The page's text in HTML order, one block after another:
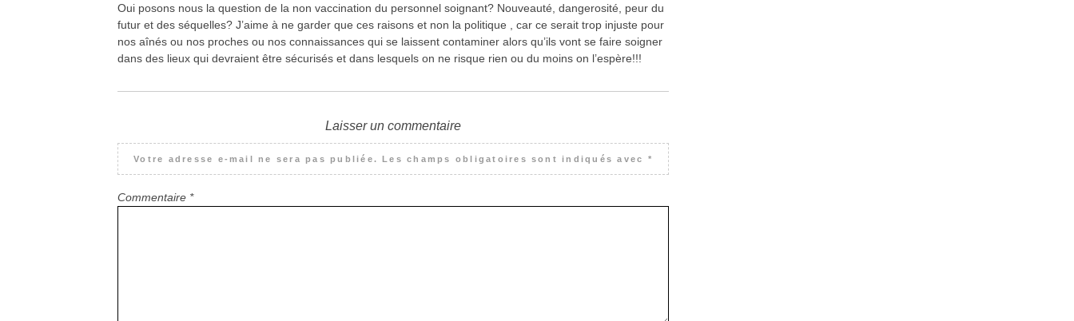
Oui posons nous la question de la non vaccination du personnel soignant? Nouveauté, dangerosité, peur du
futur et des séquelles? J’aime à ne garder que ces raisons et non la politique , car ce serait trop injuste pour
nos aînés ou nos proches ou nos connaissances qui se laissent contaminer alors qu’ils vont se faire soigner
dans des lieux qui devraient être sécurisés et dans lesquels on ne risque rien ou du moins on l’espère!!!
Laisser un commentaire
Votre adresse e-mail ne sera pas publiée. Les champs obligatoires sont indiqués avec *
Commentaire *